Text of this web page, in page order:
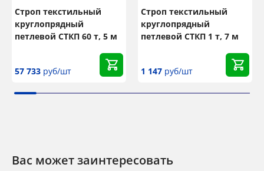
Строп текстильный
круглопрядный
петлевой СТКП 60 т, 5 м
57 733 руб/шт
Строп текстильный
круглопрядный
петлевой СТКП 1 т, 7 м
1 147 руб/шт
Вас может заинтересовать